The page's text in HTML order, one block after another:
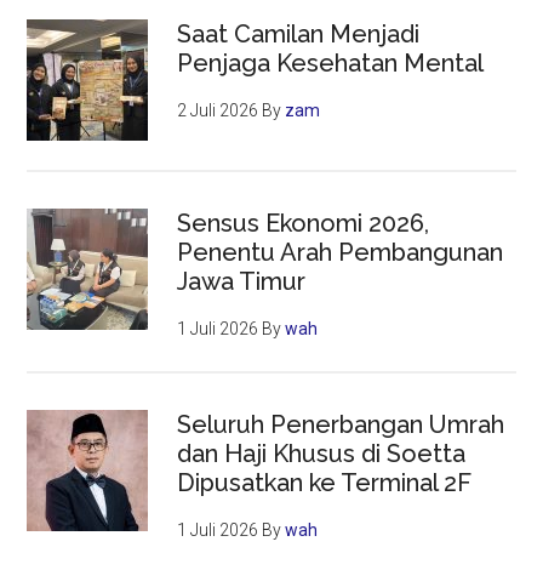
Saat Camilan Menjadi
Penjaga Kesehatan Mental
2 Juli 2026 By zam
Sensus Ekonomi 2026,
Penentu Arah Pembangunan
Jawa Timur
1 Juli 2026 Bywah
Seluruh Penerbangan Umrah
dan Haji Khusus di Soetta
Dipusatkan ke Terminal 2F
1 Juli 2026 Bywah